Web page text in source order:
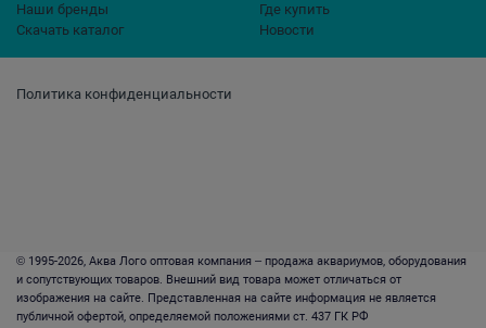
Политика конфиденциальности
Наши бренды
Скачать каталог
Где купить
Новости
© 1995-2026, Аква Лого оптовая компания – продажа аквариумов, оборудования
и сопутствующих товаров. Внешний вид товара может отличаться от
изображения на сайте. Представленная на сайте информация не является
публичной офертой, определяемой положениями ст. 437 ГК РФ